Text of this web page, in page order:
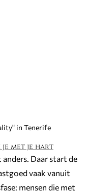
in Tenerife
met je hart
Daar start de
vaak vanuit
mensen die met